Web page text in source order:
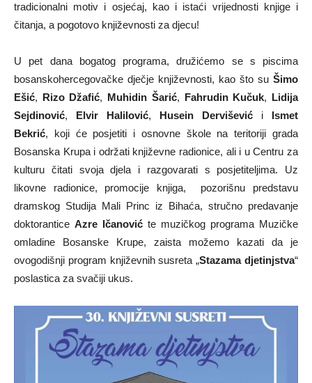
tradicionalni motiv i osjećaj, kao i istaći vrijednosti knjige i
čitanja, a pogotovo književnosti za djecu!
U pet dana bogatog programa, družićemo se s piscima
bosanskohercegovačke dječje književnosti, kao što su Šimo
Ešić, Rizo Džafić, Muhidin Šarić, Fahrudin Kučuk, Lidija
Sejdinović, Elvir Halilović, Husein Dervišević i Ismet
Bekrić, koji će posjetiti i osnovne škole na teritoriji grada
Bosanska Krupa i održati književne radionice, ali i u Centru za
kulturu čitati svoja djela i razgovarati s posjetiteljima. Uz
likovne radionice, promocije knjiga, pozorišnu predstavu
dramskog Studija Mali Princ iz Bihaća, stručno predavanje
doktorantice Azre Ičanović te muzičkog programa Muzičke
omladine Bosanske Krupe, zaista možemo kazati da je
ovogodišnji program književnih susreta „Stazama djetinjstva“
poslastica za svačiji ukus.